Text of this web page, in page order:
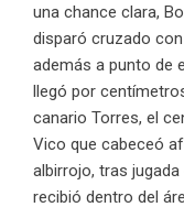
una chance clara,
disparó cruzado
además a punto de
llegó por
canario Torres, el
Vico que cabeceó
albirrojo, tras
recibió dentro del